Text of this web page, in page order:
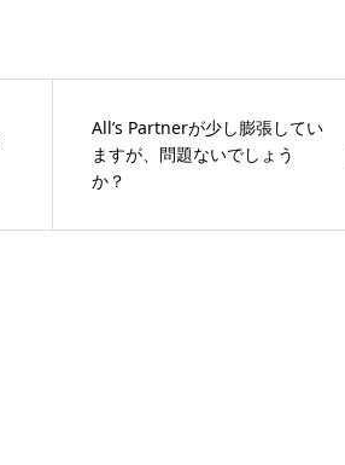
All’s Partnerが少し膨張してい
ますが、問題ないでしょう
か？